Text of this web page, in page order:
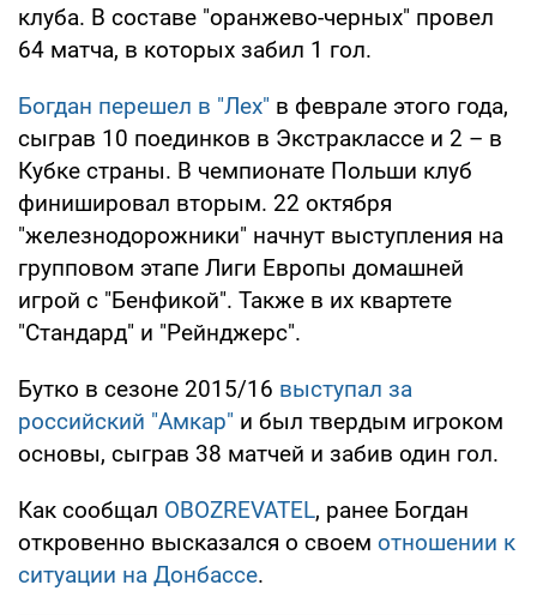
клуба. В составе "оранжево-черных" провел
64 матча, в которых забил 1 гол.
Богдан перешел в "Лех" в феврале этого года,
сыграв 10 поединков в Экстраклассе и 2 – в
Кубке страны. В чемпионате Польши клуб
финишировал вторым. 22 октября
"железнодорожники" начнут выступления на
групповом этапе Лиги Европы домашней
игрой с "Бенфикой". Также в их квартете
"Стандард" и "Рейнджерс".
Бутко в сезоне 2015/16 выступал за
российский "Амкар" и был твердым игроком
основы, сыграв 38 матчей и забив один гол.
Как сообщал OBOZREVATEL, ранее Богдан
откровенно высказался о своем отношении к
ситуации на Донбассе.